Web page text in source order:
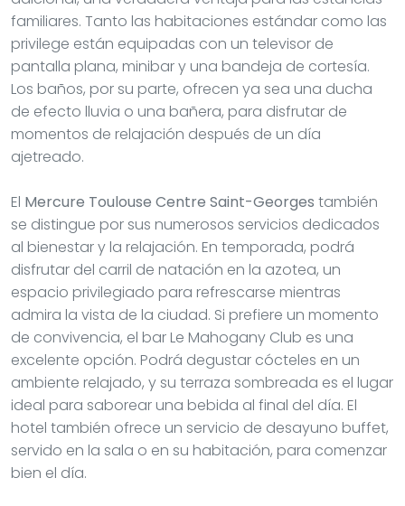
familiares. Tanto las habitaciones estándar como las
privilege están equipadas con un televisor de
pantalla plana, minibar y una bandeja de cortesía.
Los baños, por su parte, ofrecen ya sea una ducha
de efecto lluvia o una bañera, para disfrutar de
momentos de relajación después de un día
ajetreado.
El Mercure Toulouse Centre Saint-Georges también
se distingue por sus numerosos servicios dedicados
al bienestar y la relajación. En temporada, podrá
disfrutar del carril de natación en la azotea, un
espacio privilegiado para refrescarse mientras
admira la vista de la ciudad. Si prefiere un momento
de convivencia, el bar Le Mahogany Club es una
excelente opción. Podrá degustar cócteles en un
ambiente relajado, y su terraza sombreada es el lugar
ideal para saborear una bebida al final del día. El
hotel también ofrece un servicio de desayuno buffet,
servido en la sala o en su habitación, para comenzar
bien el día.